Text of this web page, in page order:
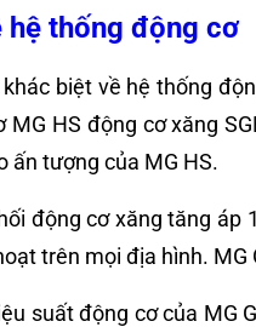
hệ thống động cơ
biệt về hệ thống
MG HS động cơ xăng
ấn tượng của MG HS.
động cơ xăng tăng
trên mọi địa hình.
suất động cơ của